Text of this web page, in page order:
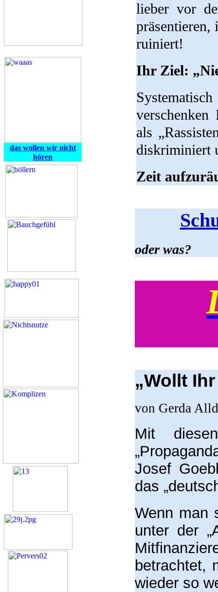
das wollen wir nicht
hören
lieber vor
präsentieren,
ruiniert!
Ihr Ziel:
verschenken
als
diskriminiert
Zeit
oder was?
„Wollt
von Gerda
Mit
Josef
das
Wenn man
unter der
betrachtet,
wieder so